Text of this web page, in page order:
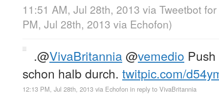
11:51 AM, Jul 28th, 2013 via Tweetbot
PM, Jul 28th, 2013 via Echofon)
.@VivaBritannia@vemedio
schon halb durch. twitpic.com/
12:13 PM, Jul 28th, 2013 via Echofon in reply to VivaBritannia